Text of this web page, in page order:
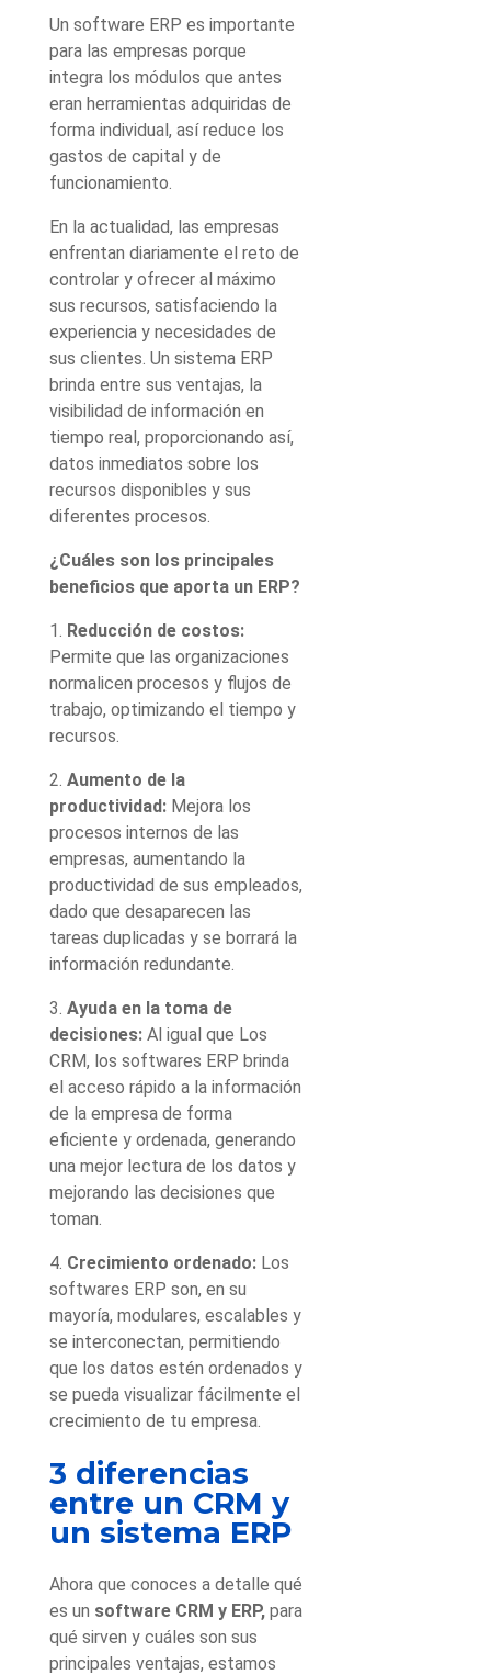
Un software ERP es importante
para las empresas porque
integra los módulos que antes
eran herramientas adquiridas de
forma individual, así reduce los
gastos de capital y de
funcionamiento.
En la actualidad, las empresas
enfrentan diariamente el reto de
controlar y ofrecer al máximo
sus recursos, satisfaciendo la
experiencia y necesidades de
sus clientes. Un sistema ERP
brinda entre sus ventajas, la
visibilidad de información en
tiempo real, proporcionando así,
datos inmediatos sobre los
recursos disponibles y sus
diferentes procesos.
¿Cuáles son los principales
beneficios que aporta un ERP?
1. Reducción de costos:
Permite que las organizaciones
normalicen procesos y flujos de
trabajo, optimizando el tiempo y
recursos.
2. Aumento de la
productividad: Mejora los
procesos internos de las
empresas, aumentando la
productividad de sus empleados,
dado que desaparecen las
tareas duplicadas y se borrará la
información redundante.
3. Ayuda en la toma de
decisiones: Al igual que Los
CRM, los softwares ERP brinda
el acceso rápido a la información
de la empresa de forma
eficiente y ordenada, generando
una mejor lectura de los datos y
mejorando las decisiones que
toman.
4. Crecimiento ordenado: Los
softwares ERP son, en su
mayoría, modulares, escalables y
se interconectan, permitiendo
que los datos estén ordenados y
se pueda visualizar fácilmente el
crecimiento de tu empresa.
3 diferencias
entre un CRM y
un sistema ERP
Ahora que conoces a detalle qué
es un software CRM y ERP, para
qué sirven y cuáles son sus
principales ventajas, estamos